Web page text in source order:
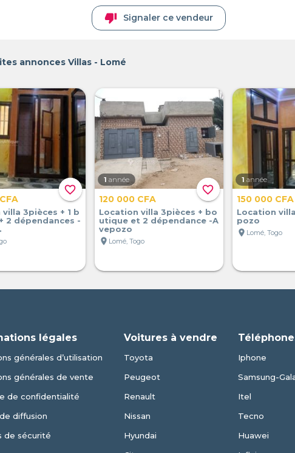
thumb_down Signaler ce vendeur
annonces Villas - Lomé
favorite_border
3pièces + 1 b
2 dépendances -
favorite_border
1 année
120 000 CFA
Location villa 3pièces + bo
utique et 2 dépendance -A
vepozo
location_on Lomé, Togo
1 année
150 000 CFA
Location
pozo
location_on Lomé, Togo
légales
générales d’utilisation
générales de vente
de confidentialité
diffusion
de sécurité
Voitures à vendre
Toyota
Peugeot
Renault
Nissan
Hyundai
Iphone
Samsung-
Itel
Tecno
Huawei